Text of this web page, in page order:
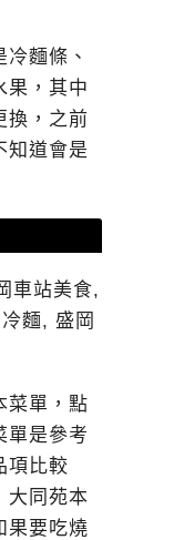
麵條、
果，其中
換，之前
知道會是
菜單，點
單是參考
項比較
大同苑本
果要吃燒